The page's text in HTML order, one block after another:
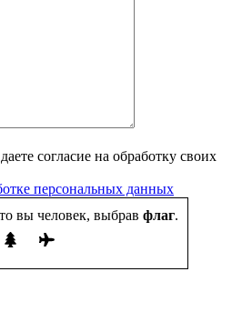
согласие на обработку своих
персональных данных
вы человек, выбрав флаг.